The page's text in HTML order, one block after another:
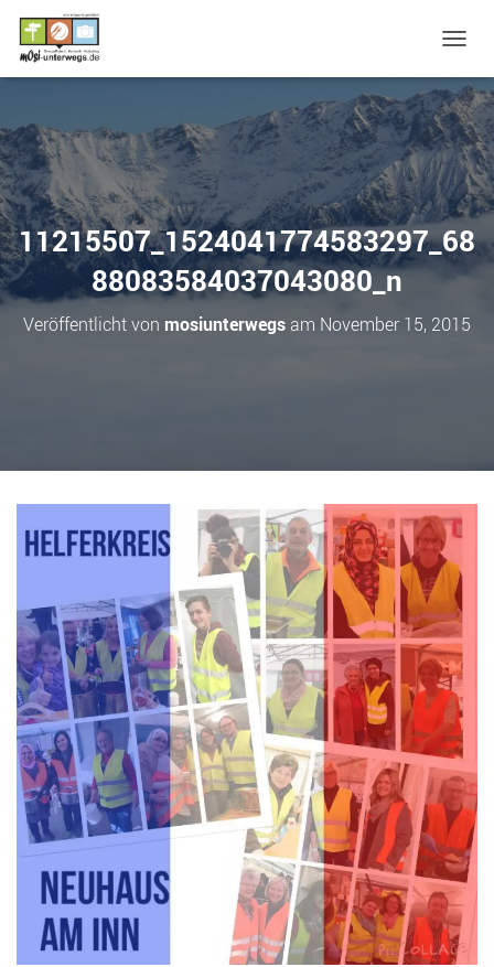
A
V
I
G
A
T
I
O
N
C
11215507_1524041774583297_68
88083584037043080_n
Veröffentlicht von mosiunterwegs am November 15, 2015